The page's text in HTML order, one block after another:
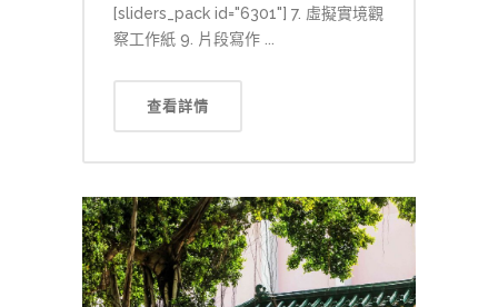
[sliders_pack id="6301"] 7. 虛擬實境觀
察工作紙 9. 片段寫作 ...
查看詳情